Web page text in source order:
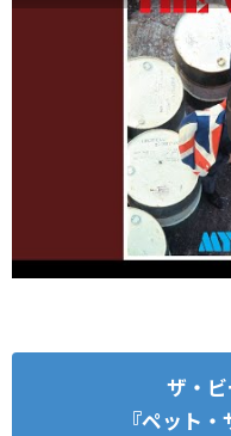
ザ・
『ペット